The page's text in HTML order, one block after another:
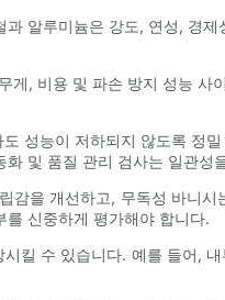
알루미늄은 강도, 연성, 경
, 비용 및 파손 방지 성능
성능이 저하되지 않도록 정
및 품질 관리 검사는 일관성
을 개선하고, 무독성 바니
신중하게 평가해야 합니다.
킬 수 있습니다. 예를 들어,